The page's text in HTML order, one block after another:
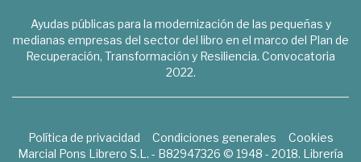
Ayudas públicas para la modernización de las pequeñas y
medianas empresas del sector del libro en el marco del Plan de
Recuperación, Transformación y Resiliencia. Convocatoria
2022.
Política de privacidad Condiciones generales
Cookies
Marcial Pons Librero S.L. - B82947326 © 1948 - 2018. Librería